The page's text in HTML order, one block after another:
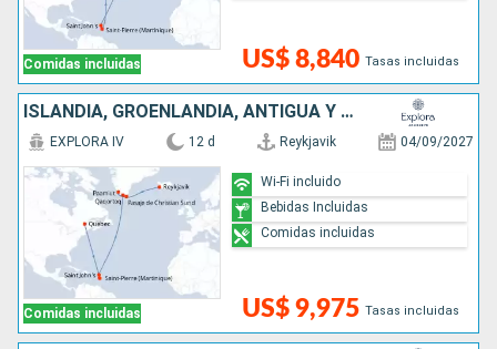
Comidas incluidas US$ 8,840 Tasas incluidas
ISLANDIA, GROENLANDIA, ANTIGUA Y BARBUDA, CANADÁ
Comidas incluidas
EXPLORA IV 12 d Reykjavik 04/09/2027
US$ 9,975 Tasas incluidas
Wi-Fi incluido
Bebidas Incluidas
Comidas incluidas